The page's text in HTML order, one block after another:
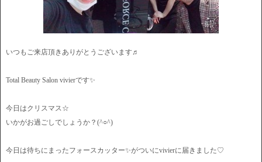
いつもご来店頂きありがとうございます♬
Total Beauty Salon vivierです✨
今日はクリスマス☆
いかがお過ごしでしょうか？(^○^)
今日は待ちにまったフォースカッター✨がついにvivierに届きました♡